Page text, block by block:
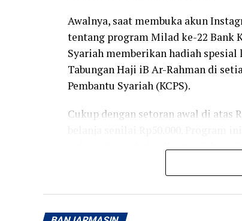
Awalnya, saat membuka akun
tentang program Milad ke-22 Bank
Syariah memberikan hadiah spesial
Tabungan Haji iB Ar-Rahman di
Pembantu Syariah (KCPS).
Cukup dengan setoran awal di atas
Cabang Syariah dan Kantor
Karena tanggal 1 dan 2 Agustus